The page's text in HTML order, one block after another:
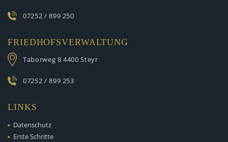
07252 / 899 250
FRIEDHOFSVERWALTUNG
Taborweg 8 4400 Steyr
07252 / 899 253
LINKS
Datenschutz
Erste Schritte